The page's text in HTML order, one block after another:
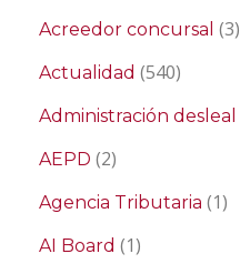
Acreedor concursal (3)
Actualidad (540)
Administración desleal
AEPD (2)
Agencia Tributaria (1)
AI Board (1)